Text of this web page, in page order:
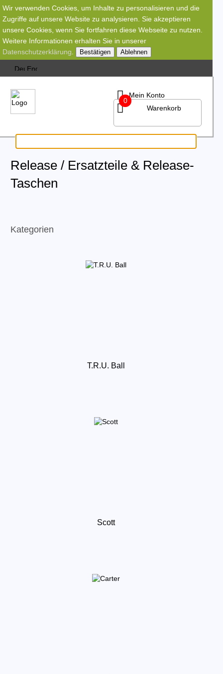
Wir verwenden Cookies, um Inhalte zu personalisieren und die
Zugriffe auf unsere Website zu analysieren. Sie akzeptieren
unsere Cookies, wenn Sie fortfahren diese Webseite zu nutzen.
Weitere Informationen erhalten Sie in unserer
Datenschutzerklärung
Bestätigen Ablehnen
Mein Konto
0
Warenkorb
Release / Ersatzteile & Release-
Taschen
Kategorien
T.R.U. Ball
Scott